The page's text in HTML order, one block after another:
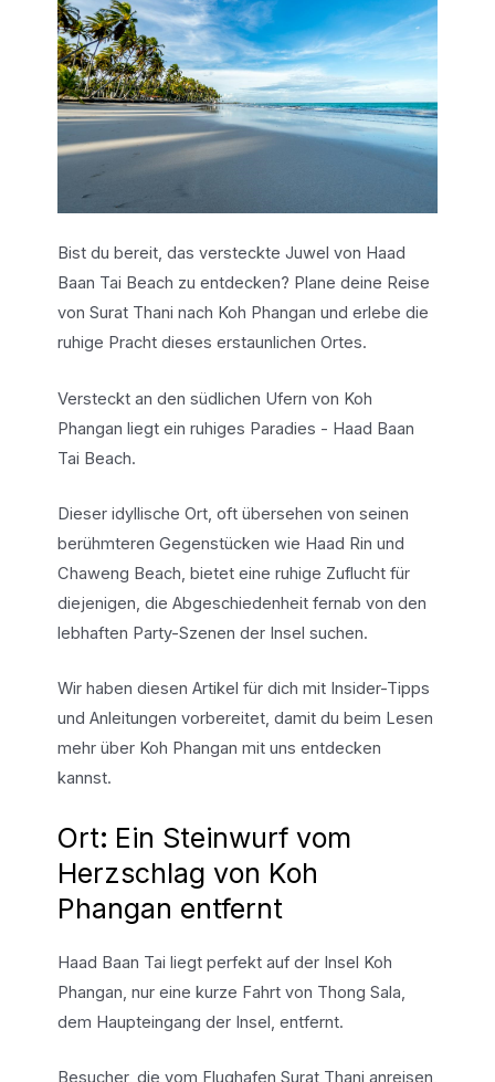
Bist du bereit, das versteckte Juwel von Haad
Baan Tai Beach zu entdecken? Plane deine Reise
von Surat Thani nach Koh Phangan und erlebe die
ruhige Pracht dieses erstaunlichen Ortes.
Versteckt an den südlichen Ufern von Koh
Phangan liegt ein ruhiges Paradies - Haad Baan
Tai Beach.
Dieser idyllische Ort, oft übersehen von seinen
berühmteren Gegenstücken wie Haad Rin und
Chaweng Beach, bietet eine ruhige Zuflucht für
diejenigen, die Abgeschiedenheit fernab von den
lebhaften Party-Szenen der Insel suchen.
Wir haben diesen Artikel für dich mit Insider-Tipps
und Anleitungen vorbereitet, damit du beim Lesen
mehr über Koh Phangan mit uns entdecken
kannst.
Ort: Ein Steinwurf vom
Herzschlag von Koh
Phangan entfernt
Haad Baan Tai liegt perfekt auf der Insel Koh
Phangan, nur eine kurze Fahrt von Thong Sala,
dem Haupteingang der Insel, entfernt.
Besucher, die vom Flughafen Surat Thani anreisen,